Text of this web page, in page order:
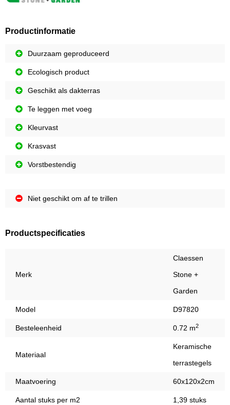
Productinformatie
Duurzaam geproduceerd
Ecologisch product
Geschikt als dakterras
Te leggen met voeg
Kleurvast
Krasvast
Vorstbestendig
Niet geschikt om af te trillen
Productspecificaties
Merk
Claessen
Stone +
Garden
Model D97820
Besteleenheid 0.72 m2
Materiaal
Keramische
terrastegels
Maatvoering 60x120x2cm
Aantal stuks per m2 1,39 stuks